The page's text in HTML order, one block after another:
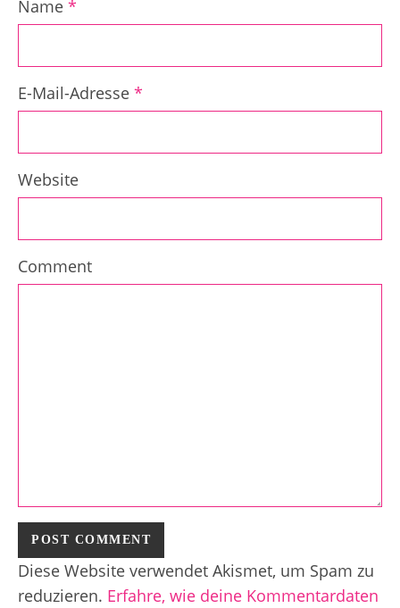
Name *
E-Mail-Adresse *
Website
Comment
Diese Website verwendet Akismet, um Spam zu
reduzieren. Erfahre, wie deine Kommentardaten